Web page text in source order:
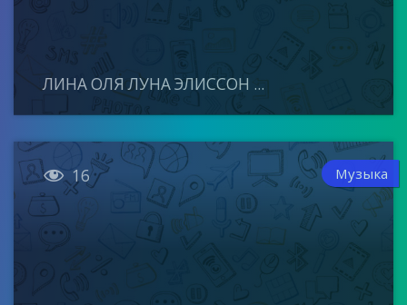
ЛИНА ОЛЯ ЛУНА ЭЛИССОН ...
 16 Музыка